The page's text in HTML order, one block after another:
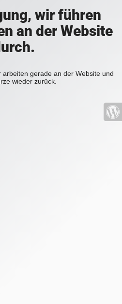
wir führen
an der Website
gerade an der Website und
wieder zurück.